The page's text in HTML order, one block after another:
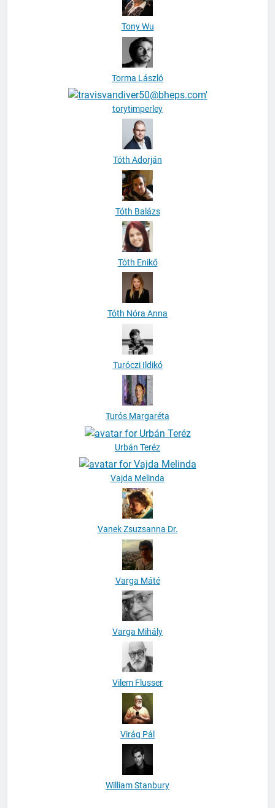
Tony Wu
Torma László
torytimperley
Tóth Adorján
Tóth Balázs
Tóth Enikő
Tóth Nóra Anna
Turóczi Ildikó
Turós Margaréta
Urbán Teréz
Vajda Melinda
Vanek Zsuzsanna Dr.
Varga Máté
Varga Mihály
Vilem Flusser
Virág Pál
William Stanbury